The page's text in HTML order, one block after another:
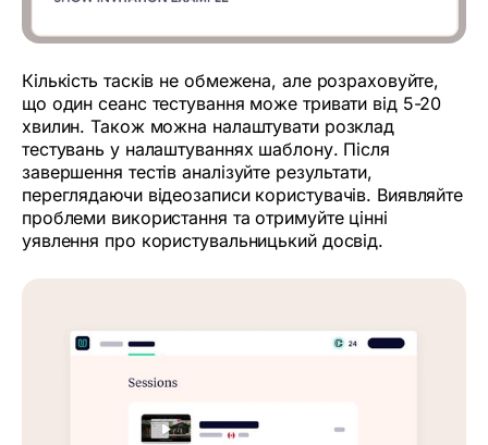
Кількість тасків не обмежена, але розраховуйте,
що один сеанс тестування може тривати від 5-20
хвилин. Також можна налаштувати розклад
тестувань у налаштуваннях шаблону. Після
завершення тестів аналізуйте результати,
переглядаючи відеозаписи користувачів. Виявляйте
проблеми використання та отримуйте цінні
уявлення про користувальницький досвід.